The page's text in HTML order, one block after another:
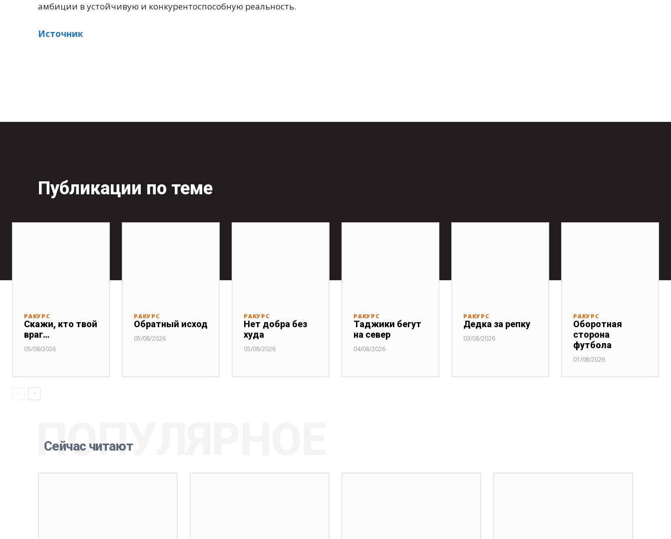
амбиции в устойчивую и конкурентоспособную реальность.
Источник
Публикации по теме
РАКУРС
Скажи, кто твой
враг…
05/08/2026
РАКУРС
Обратный исход
05/08/2026
РАКУРС
Нет добра без
худа
05/08/2026
РАКУРС
Таджики бегут
на север
04/08/2026
РАКУРС
Дедка за репку
03/08/2026
РАКУРС
Оборотная
сторона
футбола
01/08/2026
Сейчас читают
ПОПУЛЯРНОЕ